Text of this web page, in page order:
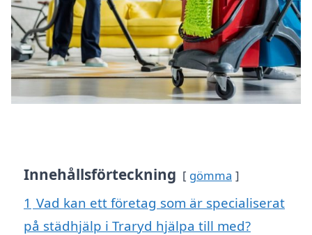
Innehållsförteckning gömma
1 Vad kan ett företag som är specialiserat
på städhjälp i Traryd hjälpa till med?